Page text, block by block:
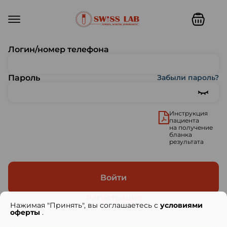
Вход в личный кабинет
Логин/номер телефона
Пароль Забыли пароль?
Инструкция
пациента
на получение
бланка
результата
Войти
Нажимая "Принять", вы соглашаетесь с условиями
оферты .